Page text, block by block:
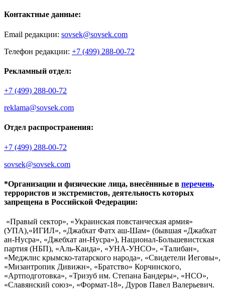
Контактные данные:
Email редакции: sovsek@sovsek.com
Телефон редакции: +7 (499) 288-00-72
Рекламный отдел:
+7 (499) 288-00-72
reklama@sovsek.com
Отдел распространения:
+7 (499) 288-00-72
sovsek@sovsek.com
*Организации и физические лица, внесённные в перечень
террористов и экстремистов, деятельность которых
запрещена в Российской Федерации:
«Правый сектор», «Украинская повстанческая армия»
(УПА),«ИГИЛ», «Джабхат Фатх аш-Шам» (бывшая «Джабхат
ан-Нусра», «Джебхат ан-Нусра»), Национал-Большевистская
партия (НБП), «Аль-Каида», «УНА-УНСО», «Талибан»,
«Меджлис крымско-татарского народа», «Свидетели Иеговы»,
«Мизантропик Дивижн», «Братство» Корчинского,
«Артподготовка», «Тризуб им. Степана Бандеры», «НСО»,
«Славянский союз», «Формат-18», Дуров Павел Валерьевич.